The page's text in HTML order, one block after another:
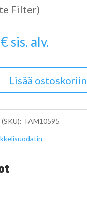
Filter)
€sis. alv.
Lisää ostoskoriin
TAM10595